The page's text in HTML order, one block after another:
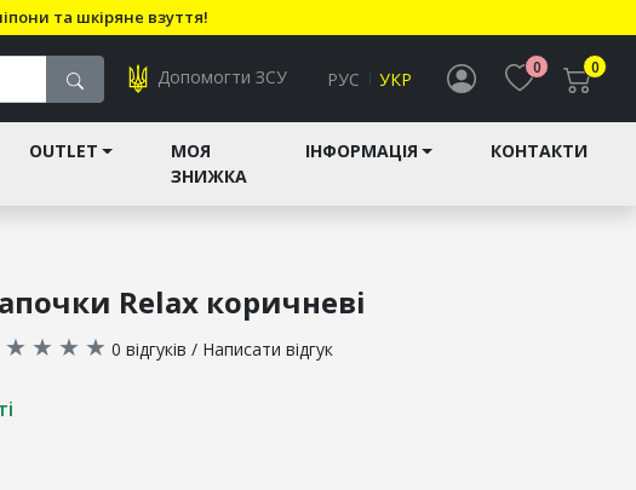
та шкіряне взуття!
Допомогти ЗСУ РУС УКР
0 0
OUTLET
МОЯ
ЗНИЖКА
ІНФОРМАЦІЯ КОНТАКТИ
Relax коричневі
★ ★ ★ ★ 0 відгуків / Написати відгук